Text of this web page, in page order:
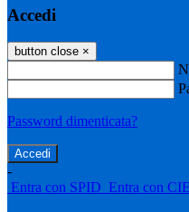
Accedi
button close ×
Password dimenticata?
-
Entra con SPID Entra con CIE